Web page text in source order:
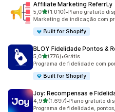
Affiliate Marketing ReferrLy
5,0de 5 estrelas
(1.010)
1010 avaliações ao todo
•Plano gratuito
Marketing de indicação com
Built for Shopify
BLOY Fidelidade Pontos &
5,0de 5 estrelas
(776)
776 avaliações ao todo
•Grátis
Programa de fidelidade com
Built for Shopify
Joy: Recompensas e
4,9de 5 estrelas
(1.697)
1697 avaliações ao todo
•Plano gratuito
Programa de fidelidade,